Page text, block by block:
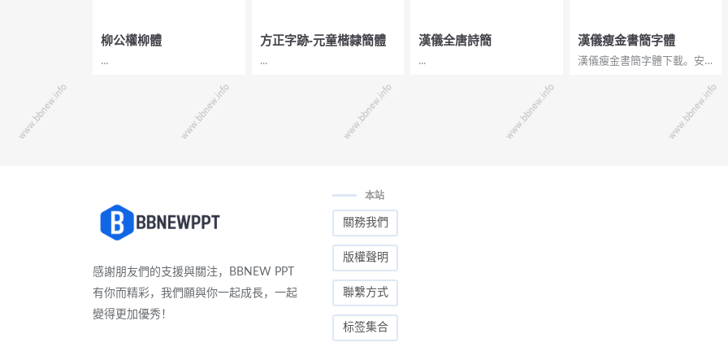
柳公權柳體
...
方正字跡-元童楷隸簡體
...
漢儀全唐詩簡
...
漢儀瘦金書簡字體
漢儀瘦金書簡字體下載。安
字體文件，點擊“安裝”按鈕即
可。僅供學習使用，商用請
聯繫作者。非常好用的字體...
感謝朋友們的支援與關注，BBNEW PPT
有你而精彩，我們願與你一起成長，一起
變得更加優秀！
本站
關務我們
版權聲明
聯繫方式
标签集合